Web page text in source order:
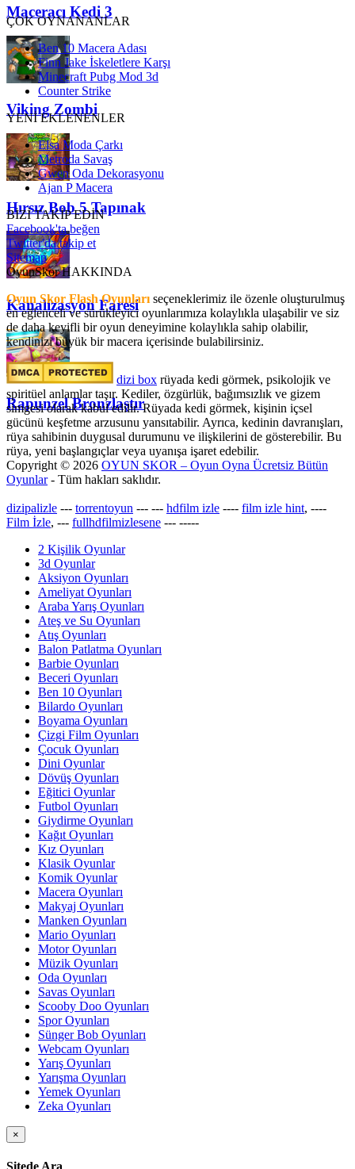
Maceracı Kedi 3
Viking Zombi
Hırsız Bob 5 Tapınak
Kanalizasyon Faresi
Rapunzel Bronzlaştır
ÇOK OYNANANLAR
Ben 10 Macera Adası
Finn Jake İskeletlere Karşı
Minecraft Pubg Mod 3d
Counter Strike
YENİ EKLENENLER
Elsa Moda Çarkı
Metroda Savaş
Gwen Oda Dekorasyonu
Ajan P Macera
BİZİ TAKİP EDİN
Facebook'ta beğen
Twitter'da takip et
Sitemap
OyunSkor HAKKINDA
Oyun Skor Flash Oyunları seçeneklerimiz ile özenle oluşturulmuş
en eğlenceli ve sürükleyici oyunlarımıza kolaylıkla ulaşabilir ve siz
de daha keyifli bir oyun deneyimine kolaylıkla sahip olabilir,
kendinizi büyük bir macera içerisinde bulabilirsiniz.
dizi box rüyada kedi görmek​, psikolojik ve
spiritüel anlamlar taşır. Kediler, özgürlük, bağımsızlık ve gizem
simgesi olarak kabul edilir. Rüyada kedi görmek, kişinin içsel
gücünü keşfetme arzusunu yansıtabilir. Ayrıca, kedinin davranışları,
rüya sahibinin duygusal durumunu ve ilişkilerini de gösterebilir. Bu
rüya, yeni başlangıçlar veya uyanışa işaret edebilir.
Copyright © 2026 OYUN SKOR – Oyun Oyna Ücretsiz Bütün
Oyunlar- Tüm hakları saklıdır.
dizipalizle --- torrentoyun --- --- hdfilm izle ---- film izle hint, ----
Film İzle, --- fullhdfilmizlesene --- -----
2 Kişilik Oyunlar
3d Oyunlar
Aksiyon Oyunları
Ameliyat Oyunları
Araba Yarış Oyunları
Ateş ve Su Oyunları
Atış Oyunları
Balon Patlatma Oyunları
Barbie Oyunları
Beceri Oyunları
Ben 10 Oyunları
Bilardo Oyunları
Boyama Oyunları
Çizgi Film Oyunları
Çocuk Oyunları
Dini Oyunlar
Dövüş Oyunları
Eğitici Oyunlar
Futbol Oyunları
Giydirme Oyunları
Kağıt Oyunları
Kız Oyunları
Klasik Oyunlar
Komik Oyunlar
Macera Oyunları
Makyaj Oyunları
Manken Oyunları
Mario Oyunları
Motor Oyunları
Müzik Oyunları
Oda Oyunları
Savas Oyunları
Scooby Doo Oyunları
Spor Oyunları
Sünger Bob Oyunları
Webcam Oyunları
Yarış Oyunları
Yarışma Oyunları
Yemek Oyunları
Zeka Oyunları
×
Sitede Ara